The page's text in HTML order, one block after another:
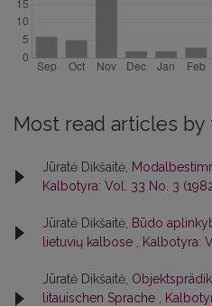
Most read articles by
Jūratė Dikšaitė,
Kalbotyra: Vol. 33 No. 3
Jūratė Dikšaitė, Būdo
lietuvių kalbose
Kalbotyra:
Jūratė Dikšaitė,
litauischen Sprache